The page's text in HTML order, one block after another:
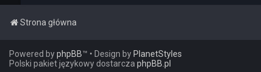
Strona główna
Powered byphpBB™ • Design by PlanetStyles
Polski pakiet językowy dostarcza phpBB.pl